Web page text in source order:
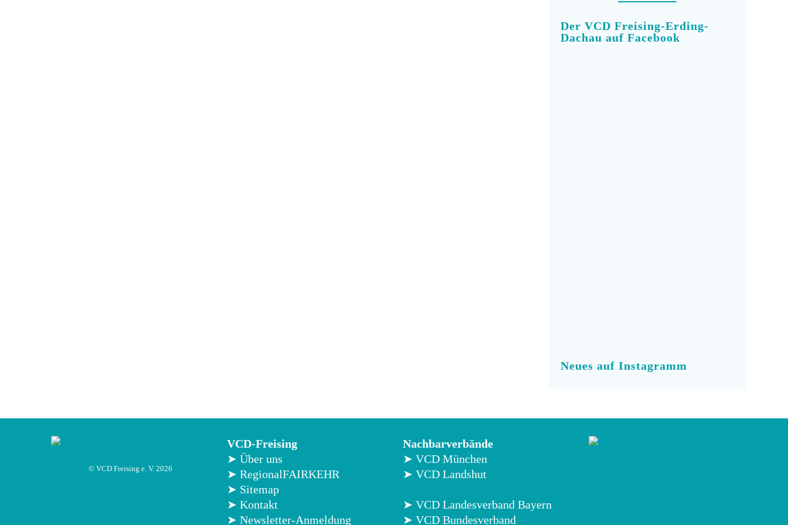
Der VCD Freising-Erding-
Dachau auf Facebook
Neues auf Instagramm
© VCD Freising e. V. 2026
VCD-Freising
➤ Über uns
➤ RegionalFAIRKEHR
➤ Sitemap
➤ Kontakt
➤ Newsletter-Anmeldung
Nachbarverbände
➤ VCD München
➤ VCD Landshut
➤ VCD Landesverband Bayern
➤ VCD Bundesverband